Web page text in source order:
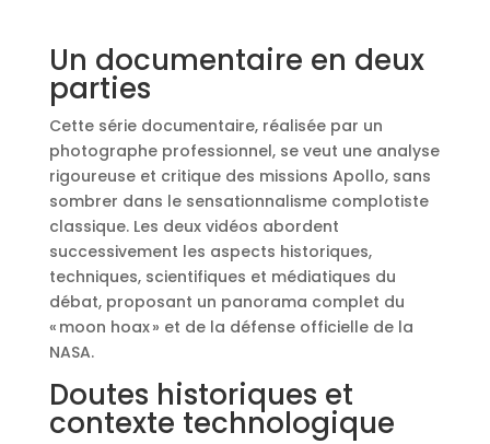
Un documentaire en deux
parties
Cette série documentaire, réalisée par un
photographe professionnel, se veut une analyse
rigoureuse et critique des missions Apollo, sans
sombrer dans le sensationnalisme complotiste
classique. Les deux vidéos abordent
successivement les aspects historiques,
techniques, scientifiques et médiatiques du
débat, proposant un panorama complet du
« moon hoax » et de la défense officielle de la
NASA.
Doutes historiques et
contexte technologique